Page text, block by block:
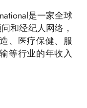
是一家全球
和经纪人网络，
、医疗保健、服
等行业的年收入